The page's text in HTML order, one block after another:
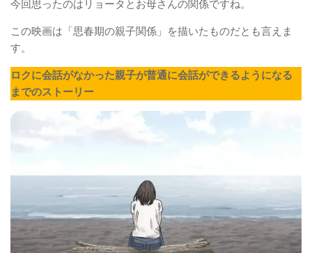
今回思ったのはリョータとお母さんの関係ですね。
この映画は「思春期の親子関係」を描いたものだとも言えま
す。
ロクに会話がなかった親子が普通に会話ができるようになる
までのストーリー